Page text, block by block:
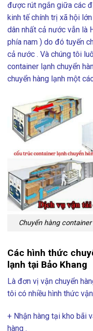
được rút ngắn giữa các
kinh tế chính trị xã hội
dân nhất cả nước vẫn là
phía nam ) do đó tuyến
cả nước . Và chúng tôi
container lạnh chuyển
chuyển hàng lạnh một
Chuyển hàng
Các hình thức
lạnh tại Bảo Khang
Là đơn vị vận chuyển
tôi có nhiều hình thức
+ Nhận hàng tại kho bãi
hàng .